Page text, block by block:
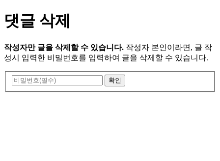
댓글 삭제
작성자만 글을 삭제할 수 있습니다. 작성자 본인이라면, 글 작
성시 입력한 비밀번호를 입력하여 글을 삭제할 수 있습니다.